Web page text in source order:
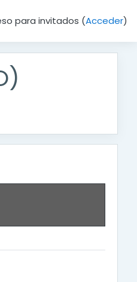
para invitados (Acceder)